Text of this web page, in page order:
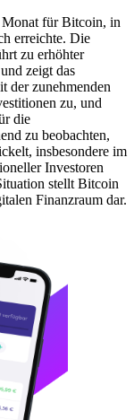
Monat für Bitcoin, in
erreichte. Die
zu erhöhter
zeigt das
der zunehmenden
zu, und
die
zu beobachten,
insbesondere im
Investoren
stellt Bitcoin
Finanzraum dar.